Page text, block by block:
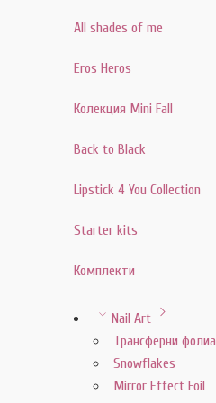
All shades of me
Eros Heros
Колекция Mini Fall
Back to Black
Lipstick 4 You Collection
Starter kits
Комплекти
Nail Art
Трансферни фолиа
Snowflakes
Mirror Effect Foil